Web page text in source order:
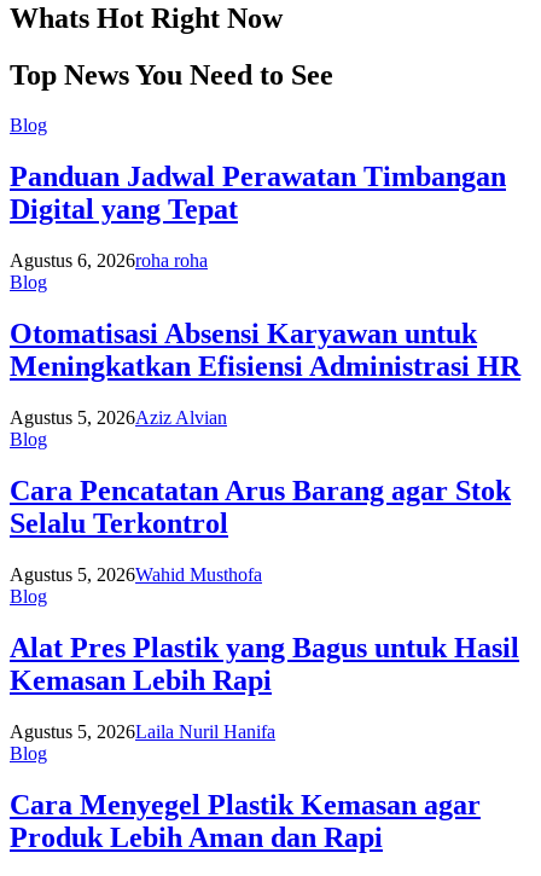
Whats Hot Right Now
Top News You Need to See
Blog
Panduan Jadwal Perawatan Timbangan
Digital yang Tepat
Agustus 6, 2026roha roha
Blog
Otomatisasi Absensi Karyawan untuk
Meningkatkan Efisiensi Administrasi HR
Agustus 5, 2026Aziz Alvian
Blog
Cara Pencatatan Arus Barang agar Stok
Selalu Terkontrol
Agustus 5, 2026Wahid Musthofa
Blog
Alat Pres Plastik yang Bagus untuk Hasil
Kemasan Lebih Rapi
Agustus 5, 2026Laila Nuril Hanifa
Blog
Cara Menyegel Plastik Kemasan agar
Produk Lebih Aman dan Rapi